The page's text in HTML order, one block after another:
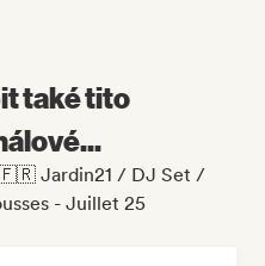
také tito
Jardin21 / DJ Set /
- Juillet 25